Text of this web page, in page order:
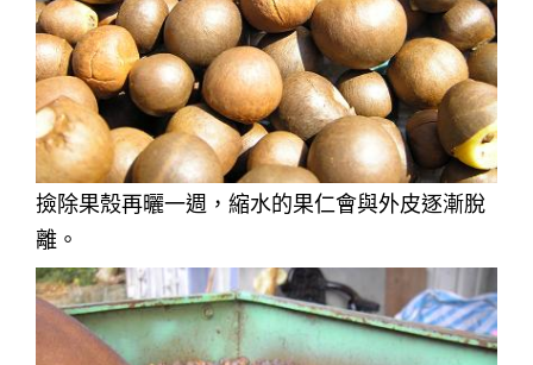
撿除果殼再曬一週，縮水的果仁會與外皮逐漸脫
離。